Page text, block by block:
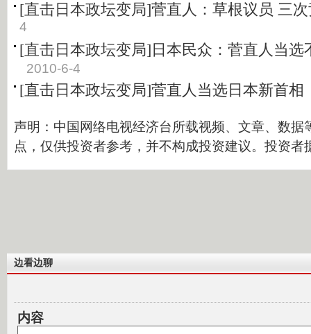
[直击日本政坛变局]菅直人：草根议员 三
4
[直击日本政坛变局]日本民众：菅直人当选
2010-6-4
[直击日本政坛变局]菅直人当选日本新首相
声明：中国网络电视经济台所载视频、文章、数据
点，仅供投资者参考，并不构成投资建议。投资者
边看边聊
内容